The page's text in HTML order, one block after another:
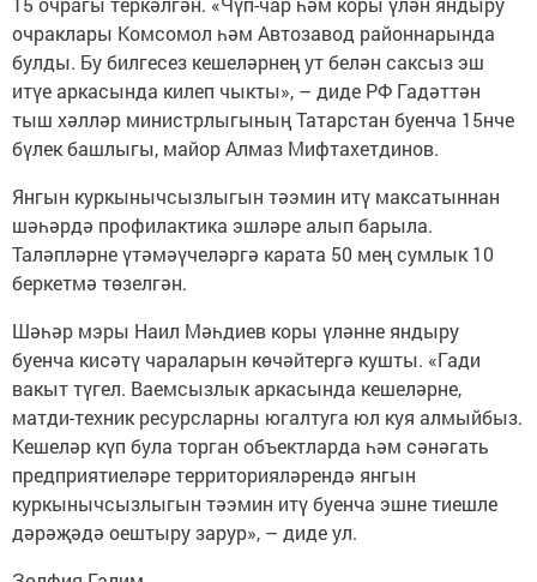
очраклары Комсомол һәм Автозавод районнарында
булды. Бу билгесез кешеләрнең ут белән саксыз эш
итүе аркасында килеп чыкты», – диде РФ Гадәттән
тыш хәлләр министрлыгының Татарстан буенча 15нче
бүлек башлыгы, майор Алмаз Мифтахетдинов.
Янгын куркынычсызлыгын тәэмин итү максатыннан
шәһәрдә профилактика эшләре алып барыла.
Таләпләрне үтәмәүчеләргә карата 50 мең сумлык 10
беркетмә төзелгән.
Шәһәр мэры Наил Мәһдиев коры үләнне яндыру
буенча кисәтү чараларын көчәйтергә кушты. «Гади
вакыт түгел. Ваемсызлык аркасында кешеләрне,
матди-техник ресурсларны югалтуга юл куя алмыйбыз.
Кешеләр күп була торган объектларда һәм сәнәгать
предприятиеләре территорияләрендә янгын
куркынычсызлыгын тәэмин итү буенча эшне тиешле
дәрәҗәдә оештыру зарур», – диде ул.